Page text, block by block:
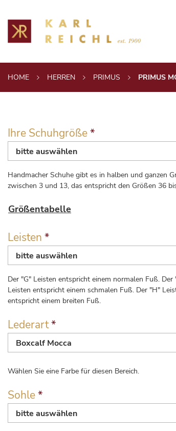
HOME HERREN PRIMUS PRIMUS
Ihre Schuhgröße*
bitte auswählen
Handmacher Schuhe gibt es in halben und ganzen
zwischen 3 und 13, das entspricht den Größen 36
Größentabelle
Leisten *
bitte auswählen
Der "G" Leisten entspricht einem normalen Fuß. Der
Leisten entspricht einem schmalen Fuß. Der "H"
entspricht einem breiten Fuß.
Lederart*
Boxcalf Mocca
Wählen Sie eine Farbe für diesen Bereich.
Sohle*
bitte auswählen